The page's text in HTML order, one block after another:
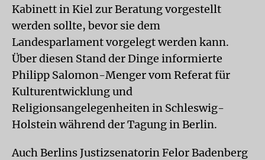
Kabinett in Kiel zur Beratung vorgestellt
werden sollte, bevor sie dem
Landesparlament vorgelegt werden kann.
Über diesen Stand der Dinge informierte
Philipp Salomon-Menger vom Referat für
Kulturentwicklung und
Religionsangelegenheiten in Schleswig-
Holstein während der Tagung in Berlin.
Auch Berlins Justizsenatorin Felor Badenberg